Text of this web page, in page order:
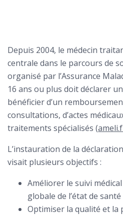
Depuis 2004, le médecin
centrale dans le parcours de
organisé par l’Assurance
16 ans ou plus doit déclarer
bénéficier d’un
consultations, d’actes
traitements spécialisés (
L’instauration de la
visait plusieurs objectifs :
Améliorer le suivi
globale de l’état de
Optimiser la qualité et la